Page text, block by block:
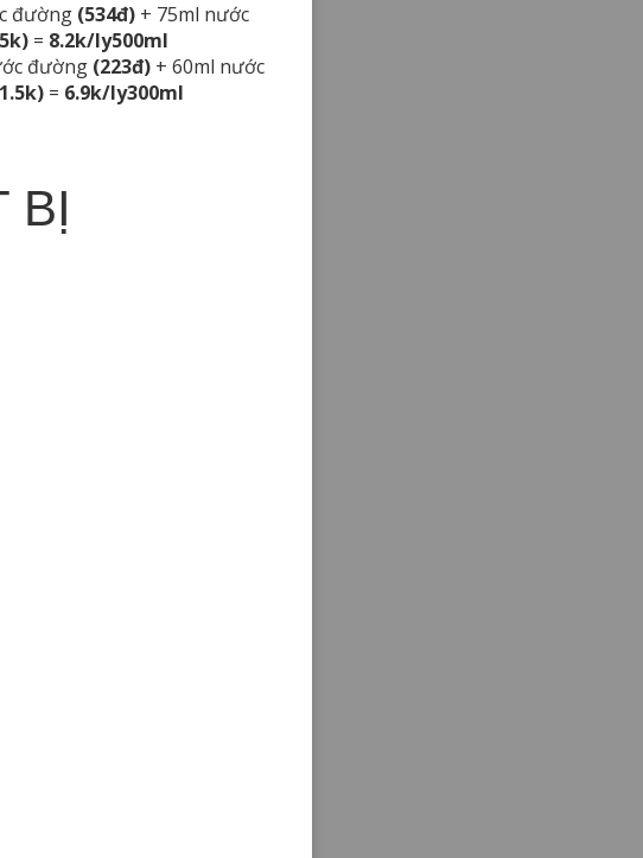
đường (534đ) + 75ml nước
= 8.2k/ly500ml
đường (223đ) + 60ml nước
= 6.9k/ly300ml
BỊ